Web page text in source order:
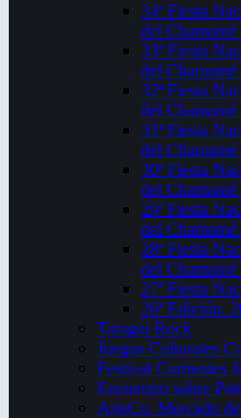
34ª Fiesta
del
33ª Fiesta
del
32ª Fiesta
del
31ª Fiesta
del
30ª Fiesta
del
29ª Fiesta
del
28ª Fiesta
del
27ª Fiesta
26ª Edición.
Taragüi Rock
Juegos Culturales
Festival Corrientes
Encuentro sobre
ArteCo. Mercado